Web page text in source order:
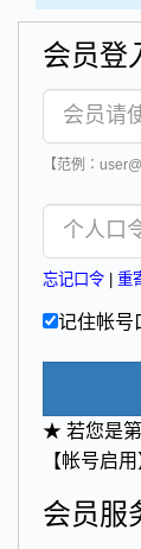
会员登
【范例：
忘记口令 重
记住帐号
★ 若您是
【帐号启用
会员服